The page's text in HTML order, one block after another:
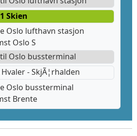
Skien
Oslo lufthavn stasjon
Oslo S
Oslo bussterminal
Hvaler - SkjÃ¦rhalden
Oslo bussterminal
Brente